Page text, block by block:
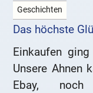
Geschichten
Das höchste
Einkaufen
Unsere Ahnen
Ebay,